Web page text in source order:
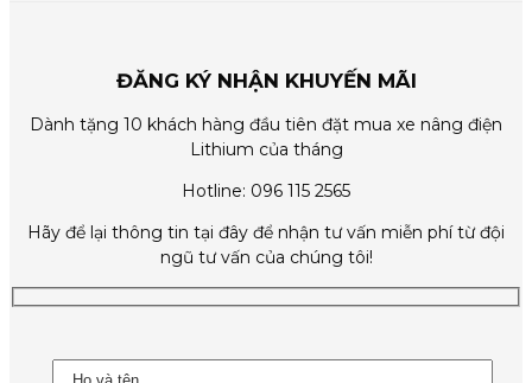
ĐĂNG KÝ NHẬN KHUYẾN MÃI
Dành tặng 10 khách hàng đầu tiên đặt mua xe nâng điện
Lithium của tháng
Hotline: 096 115 2565
Hãy để lại thông tin tại đây để nhận tư vấn miễn phí từ đội
ngũ tư vấn của chúng tôi!